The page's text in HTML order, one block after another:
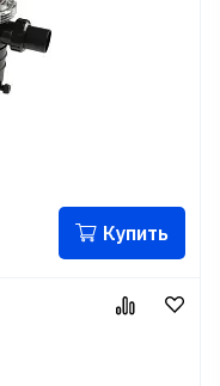
Купить